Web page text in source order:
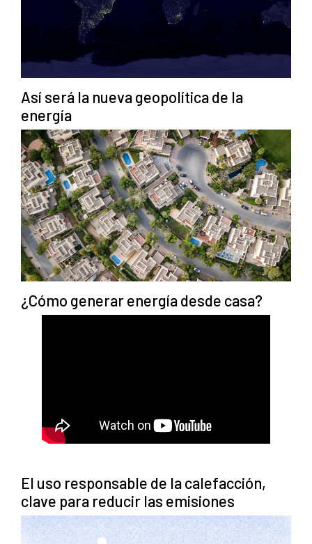
Así será la nueva geopolítica de la
energía
¿Cómo generar energía desde casa?
El uso responsable de la calefacción,
clave para reducir las emisiones